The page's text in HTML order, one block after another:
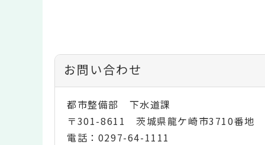
お問い合わせ
都市整備部 下水道課
〒301-8611 茨城県龍ケ崎市3710番地
電話：0297-64-1111